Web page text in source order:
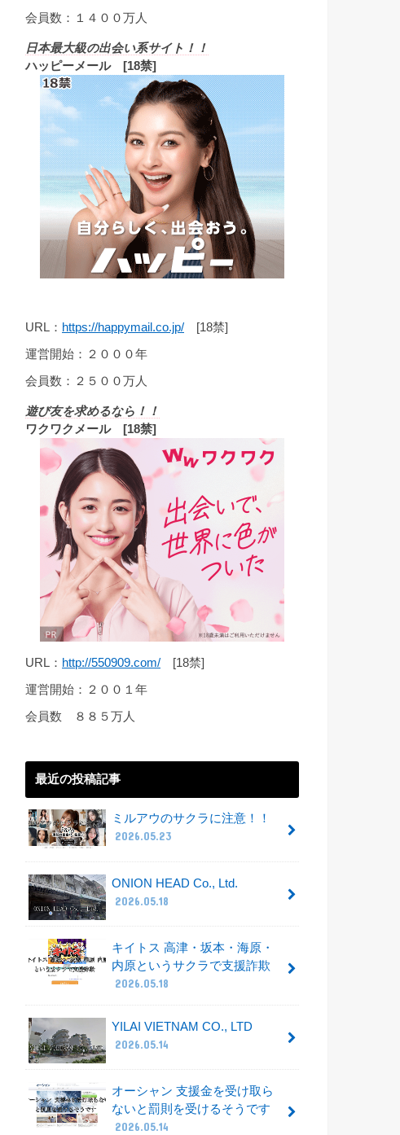
会員数：１４００万人
日本最大級の出会い系サイト！！
ハッピーメール [18禁]
URL： https://happymail.co.jp/ [18禁]
運営開始：２０００年
会員数：２５００万人
遊び友を求めるなら！！
ワクワクメール [18禁]
URL： http://550909.com/ [18禁]
運営開始：２００１年
会員数 ８８５万人
最近の投稿記事
ミルアウのサクラに注意！！
2026.05.23
ONION HEAD Co., Ltd.
2026.05.18
キイトス 高津・坂本・海原・
内原というサクラで支援詐欺
2026.05.18
YILAI VIETNAM CO., LTD
2026.05.14
オーシャン 支援金を受け取ら
ないと罰則を受けるそうです
2026.05.14